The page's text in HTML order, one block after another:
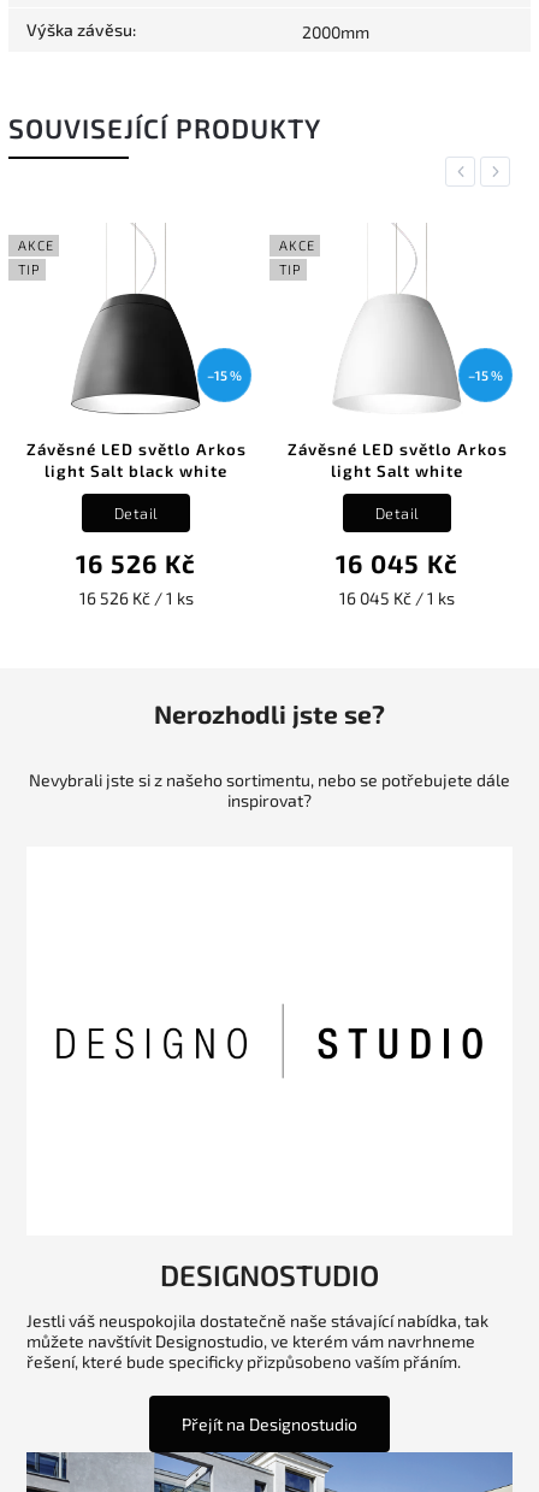
Výška závěsu: 2000mm
SOUVISEJÍCÍ PRODUKTY
Previous
AKCE
TIP
–15 %
Závěsné LED světlo Arkos
light Salt black white
16 526 Kč
16 526 Kč / 1 ks
Detail
AKCE
TIP
–15 %
Závěsné LED světlo Arkos
light Salt white
16 045 Kč
16 045 Kč / 1 ks
Detail
Next
Nerozhodli jste se?
Nevybrali jste si z našeho sortimentu, nebo se potřebujete dále
inspirovat?
DESIGNOSTUDIO
Jestli váš neuspokojila dostatečně naše stávající nabídka, tak
můžete navštívit Designostudio, ve kterém vám navrhneme
řešení, které bude specificky přizpůsobeno vaším přáním.
Přejít na Designostudio